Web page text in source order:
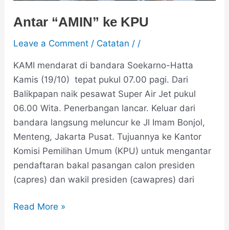
Antar “AMIN” ke KPU
Leave a Comment / Catatan / /
KAMI mendarat di bandara Soekarno-Hatta
Kamis (19/10) tepat pukul 07.00 pagi. Dari
Balikpapan naik pesawat Super Air Jet pukul
06.00 Wita. Penerbangan lancar. Keluar dari
bandara langsung meluncur ke Jl Imam Bonjol,
Menteng, Jakarta Pusat. Tujuannya ke Kantor
Komisi Pemilihan Umum (KPU) untuk mengantar
pendaftaran bakal pasangan calon presiden
(capres) dan wakil presiden (cawapres) dari
Read More »